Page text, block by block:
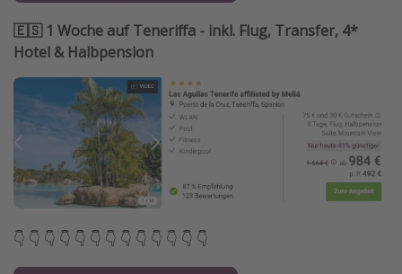
🇪🇸 1 Woche auf Teneriffa - inkl. Flug, Transfer, 4*
Hotel & Halbpension
👇 👇 👇 👇 👇 👇 👇 👇 👇 👇 👇 👇 👇